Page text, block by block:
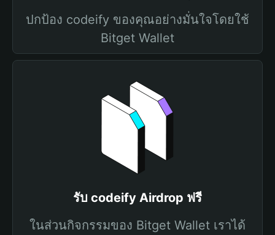
ปกป้อง codeify ของคุณอย่างมั่นใจโดยใช้
Bitget Wallet
รับ codeify Airdrop ฟรี
ในส่วนกิจกรรมของ Bitget Wallet เราได้